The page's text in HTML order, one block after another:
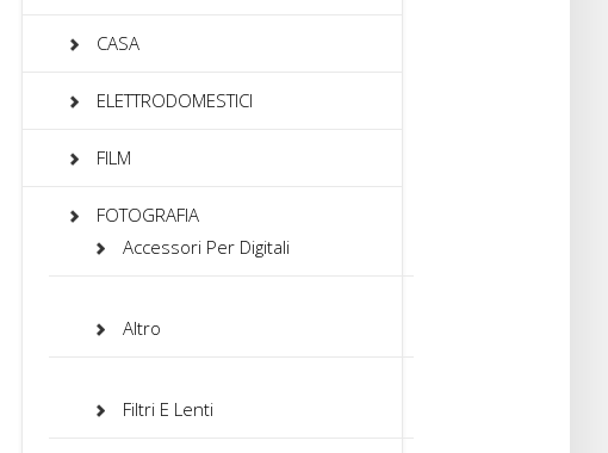
CASA
ELETTRODOMESTICI
FILM
FOTOGRAFIA
Accessori Per Digitali
Altro
Filtri E Lenti